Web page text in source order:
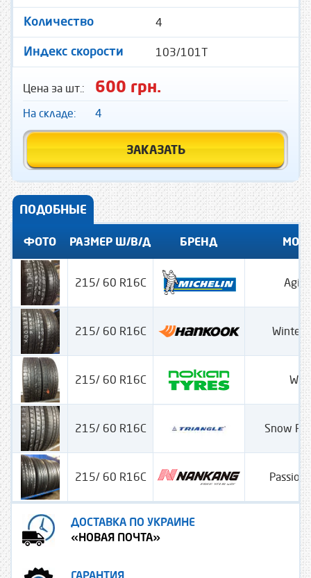
Количество 4
Индекс скорости 103/101T
Цена за шт.: 600 грн.
На складе: 4
ЗАКАЗАТЬ
ПОДОБНЫЕ
ФОТО РАЗМЕР Ш/В/Д БРЕНД
215/ 60 R16C
215/ 60 R16C Winter
215/ 60 R16C
215/ 60 R16C Snow
215/ 60 R16C Passion
ДОСТАВКА ПО УКРАИНЕ
«НОВАЯ ПОЧТА»